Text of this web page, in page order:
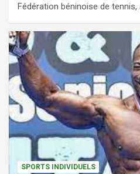
Fédération béninoise de
SPORTS INDIVIDUELS